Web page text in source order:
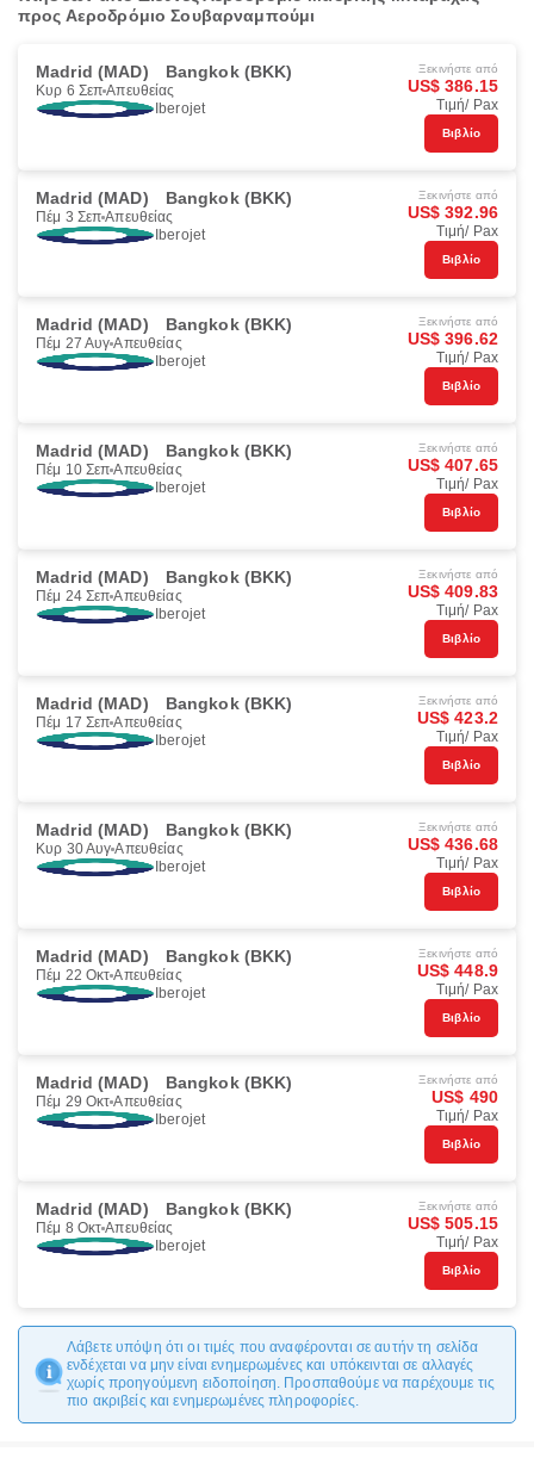
προς Αεροδρόμιο Σουβαρναμπούμι
Madrid (MAD) Bangkok (BKK)
Κυρ 6 Σεπ Απευθείας
Iberojet
Ξεκινήστε από
US$ 386.15
Τιμή/ Pax
Βιβλίο
Madrid (MAD) Bangkok (BKK)
Πέμ 3 Σεπ Απευθείας
Iberojet
Ξεκινήστε από
US$ 392.96
Τιμή/ Pax
Βιβλίο
Madrid (MAD) Bangkok (BKK)
Πέμ 27 Αυγ Απευθείας
Iberojet
Ξεκινήστε από
US$ 396.62
Τιμή/ Pax
Βιβλίο
Madrid (MAD) Bangkok (BKK)
Πέμ 10 Σεπ Απευθείας
Iberojet
Ξεκινήστε από
US$ 407.65
Τιμή/ Pax
Βιβλίο
Madrid (MAD) Bangkok (BKK)
Πέμ 24 Σεπ Απευθείας
Iberojet
Ξεκινήστε από
US$ 409.83
Τιμή/ Pax
Βιβλίο
Madrid (MAD) Bangkok (BKK)
Πέμ 17 Σεπ Απευθείας
Iberojet
Ξεκινήστε από
US$ 423.2
Τιμή/ Pax
Βιβλίο
Madrid (MAD) Bangkok (BKK)
Κυρ 30 Αυγ Απευθείας
Iberojet
Ξεκινήστε από
US$ 436.68
Τιμή/ Pax
Βιβλίο
Madrid (MAD) Bangkok (BKK)
Πέμ 22 Οκτ Απευθείας
Iberojet
Ξεκινήστε από
US$ 448.9
Τιμή/ Pax
Βιβλίο
Madrid (MAD) Bangkok (BKK)
Πέμ 29 Οκτ Απευθείας
Iberojet
Ξεκινήστε από
US$ 490
Τιμή/ Pax
Βιβλίο
Madrid (MAD) Bangkok (BKK)
Πέμ 8 Οκτ Απευθείας
Iberojet
Ξεκινήστε από
US$ 505.15
Τιμή/ Pax
Βιβλίο
Λάβετε υπόψη ότι οι τιμές που αναφέρονται σε αυτήν τη σελίδα
ενδέχεται να μην είναι ενημερωμένες και υπόκεινται σε αλλαγές
χωρίς προηγούμενη ειδοποίηση. Προσπαθούμε να παρέχουμε τις
πιο ακριβείς και ενημερωμένες πληροφορίες.